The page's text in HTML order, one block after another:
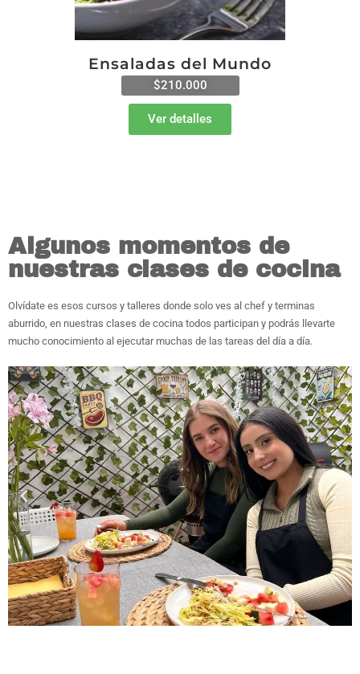
Ensaladas del Mundo
$210.000
Ver detalles
Algunos momentos de
nuestras clases de cocina
Olvídate es esos cursos y talleres donde solo ves al chef y terminas
aburrido, en nuestras clases de cocina todos participan y podrás llevarte
mucho conocimiento al ejecutar muchas de las tareas del día a día.